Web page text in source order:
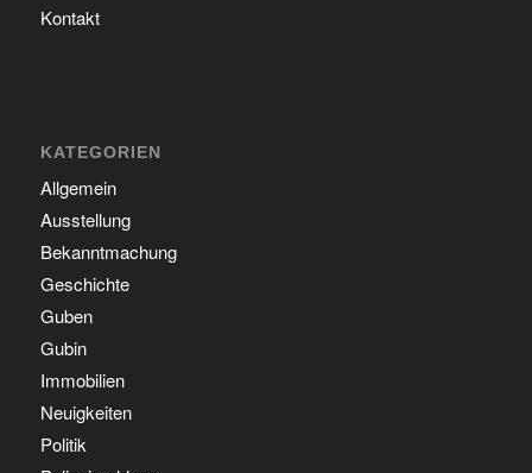
Kontakt
KATEGORIEN
Allgemein
Ausstellung
Bekanntmachung
Geschichte
Guben
Gubin
Immobilien
Neuigkeiten
Politik